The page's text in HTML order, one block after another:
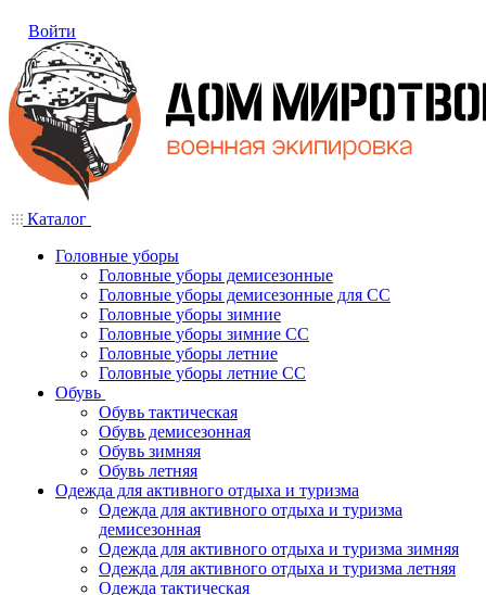
Войти
Каталог
Головные уборы
Головные уборы демисезонные
Головные уборы демисезонные для СС
Головные уборы зимние
Головные уборы зимние СС
Головные уборы летние
Головные уборы летние СС
Обувь
Обувь тактическая
Обувь демисезонная
Обувь зимняя
Обувь летняя
Одежда для активного отдыха и туризма
Одежда для активного отдыха и туризма
демисезонная
Одежда для активного отдыха и туризма зимняя
Одежда для активного отдыха и туризма летняя
Одежда тактическая